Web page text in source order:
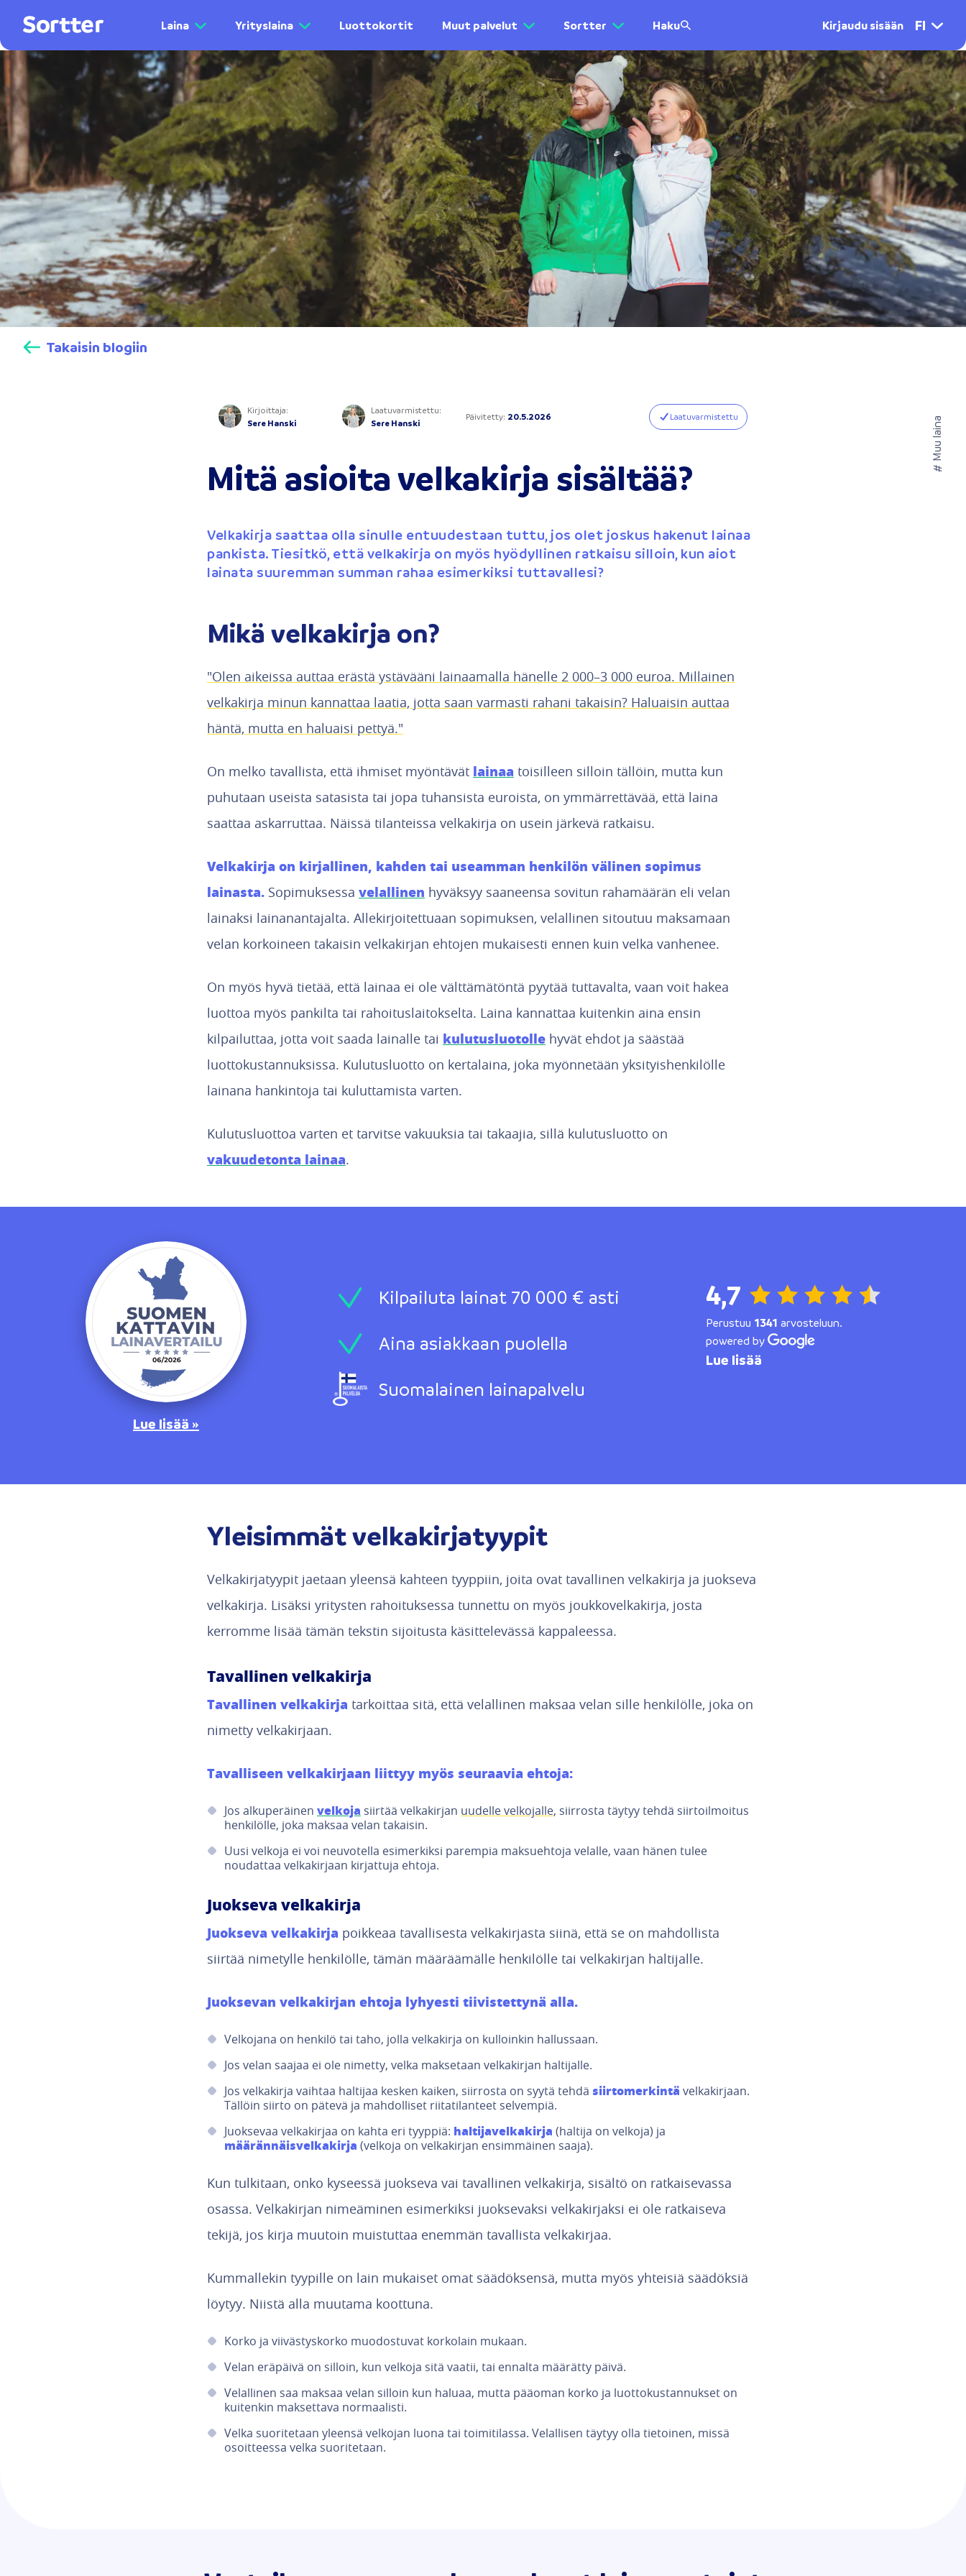
Laina Yrityslaina Luottokortit Muut palvelut Sortter Haku Kirjaudu sisään FI
Takaisin blogiin
#
Muu laina
Päivitetty: 20.5.2026
Kirjoittaja:
Sere Hanski
Laatuvarmistettu:
Sere Hanski
Laatuvarmistettu
Mitä asioita velkakirja sisältää?
Velkakirja saattaa olla sinulle entuudestaan tuttu, jos olet joskus hakenut lainaa
pankista. Tiesitkö, että velkakirja on myös hyödyllinen ratkaisu silloin, kun aiot
lainata suuremman summan rahaa esimerkiksi tuttavallesi?
Mikä velkakirja on?
"Olen aikeissa auttaa erästä ystävääni lainaamalla hänelle 2 000–3 000 euroa. Millainen
velkakirja minun kannattaa laatia, jotta saan varmasti rahani takaisin? Haluaisin auttaa
häntä, mutta en haluaisi pettyä."
On melko tavallista, että ihmiset myöntävät lainaa toisilleen silloin tällöin, mutta kun
puhutaan useista satasista tai jopa tuhansista euroista, on ymmärrettävää, että laina
saattaa askarruttaa. Näissä tilanteissa velkakirja on usein järkevä ratkaisu.
Velkakirja on kirjallinen, kahden tai useamman henkilön välinen sopimus
lainasta. Sopimuksessa velallinen hyväksyy saaneensa sovitun rahamäärän eli velan
lainaksi lainanantajalta. Allekirjoitettuaan sopimuksen, velallinen sitoutuu maksamaan
velan korkoineen takaisin velkakirjan ehtojen mukaisesti ennen kuin velka vanhenee.
On myös hyvä tietää, että lainaa ei ole välttämätöntä pyytää tuttavalta, vaan voit hakea
luottoa myös pankilta tai rahoituslaitokselta. Laina kannattaa kuitenkin aina ensin
kilpailuttaa, jotta voit saada lainalle tai kulutusluotolle hyvät ehdot ja säästää
luottokustannuksissa. Kulutusluotto on kertalaina, joka myönnetään yksityishenkilölle
lainana hankintoja tai kuluttamista varten.
Kulutusluottoa varten et tarvitse vakuuksia tai takaajia, sillä kulutusluotto on
vakuudetonta lainaa.
Lue lisää »
Kilpailuta lainat 70 000 € asti
Aina asiakkaan puolella
Suomalainen lainapalvelu
4,7
Perustuu 1341 arvosteluun.
powered by
Lue lisää
Yleisimmät velkakirjatyypit
Velkakirjatyypit jaetaan yleensä kahteen tyyppiin, joita ovat tavallinen velkakirja ja juokseva
velkakirja. Lisäksi yritysten rahoituksessa tunnettu on myös joukkovelkakirja, josta
kerromme lisää tämän tekstin sijoitusta käsittelevässä kappaleessa.
Tavallinen velkakirja
Tavallinen velkakirja tarkoittaa sitä, että velallinen maksaa velan sille henkilölle, joka on
nimetty velkakirjaan.
Tavalliseen velkakirjaan liittyy myös seuraavia ehtoja:
Jos alkuperäinen velkoja siirtää velkakirjan uudelle velkojalle, siirrosta täytyy tehdä siirtoilmoitus
henkilölle, joka maksaa velan takaisin.
Uusi velkoja ei voi neuvotella esimerkiksi parempia maksuehtoja velalle, vaan hänen tulee
noudattaa velkakirjaan kirjattuja ehtoja.
Juokseva velkakirja
Juokseva velkakirja poikkeaa tavallisesta velkakirjasta siinä, että se on mahdollista
siirtää nimetylle henkilölle, tämän määräämälle henkilölle tai velkakirjan haltijalle.
Juoksevan velkakirjan ehtoja lyhyesti tiivistettynä alla.
Velkojana on henkilö tai taho, jolla velkakirja on kulloinkin hallussaan.
Jos velan saajaa ei ole nimetty, velka maksetaan velkakirjan haltijalle.
Jos velkakirja vaihtaa haltijaa kesken kaiken, siirrosta on syytä tehdä siirtomerkintä velkakirjaan.
Tällöin siirto on pätevä ja mahdolliset riitatilanteet selvempiä.
Juoksevaa velkakirjaa on kahta eri tyyppiä: haltijavelkakirja (haltija on velkoja) ja
määrännäisvelkakirja (velkoja on velkakirjan ensimmäinen saaja).
Kun tulkitaan, onko kyseessä juokseva vai tavallinen velkakirja, sisältö on ratkaisevassa
osassa. Velkakirjan nimeäminen esimerkiksi juoksevaksi velkakirjaksi ei ole ratkaiseva
tekijä, jos kirja muutoin muistuttaa enemmän tavallista velkakirjaa.
Kummallekin tyypille on lain mukaiset omat säädöksensä, mutta myös yhteisiä säädöksiä
löytyy. Niistä alla muutama koottuna.
Korko ja viivästyskorko muodostuvat korkolain mukaan.
Velan eräpäivä on silloin, kun velkoja sitä vaatii, tai ennalta määrätty päivä.
Velallinen saa maksaa velan silloin kun haluaa, mutta pääoman korko ja luottokustannukset on
kuitenkin maksettava normaalisti.
Velka suoritetaan yleensä velkojan luona tai toimitilassa. Velallisen täytyy olla tietoinen, missä
osoitteessa velka suoritetaan.